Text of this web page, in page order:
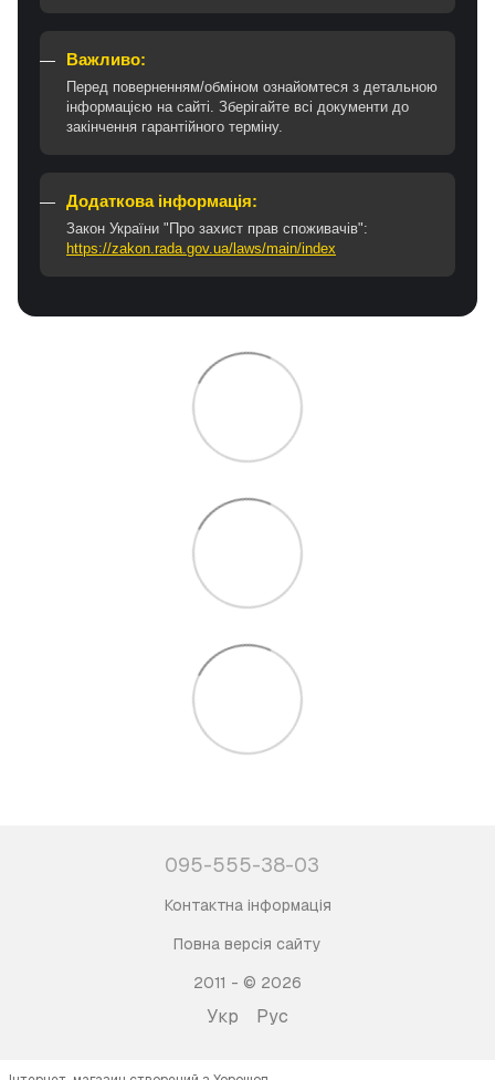
Важливо:
Перед поверненням/обміном ознайомтеся з детальною
інформацією на сайті. Зберігайте всі документи до
закінчення гарантійного терміну.
Додаткова інформація:
Закон України "Про захист прав споживачів":
https://zakon.rada.gov.ua/laws/main/index
095-555-38-03
Контактна інформація
Повна версія сайту
2011 - © 2026
Укр Рус